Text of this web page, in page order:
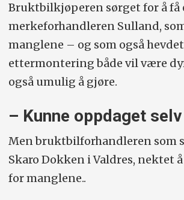
Bruktbilkjøperen sørget for å få
merkeforhandleren Sulland,
manglene – og som også
ettermontering både vil være
også umulig å gjøre.
– Kunne oppdaget selv
Men bruktbilforhandleren som
Skaro Dokken i Valdres, nektet
for manglene..